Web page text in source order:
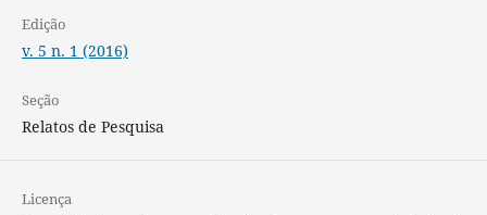
Edição
v. 5 n. 1 (2016)
Seção
Relatos de Pesquisa
Licença